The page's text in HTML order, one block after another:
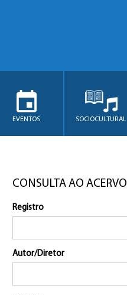
EVENTOS SOCIOCULTURAL
CONSULTA AO ACERVO
Registro
Autor/Diretor